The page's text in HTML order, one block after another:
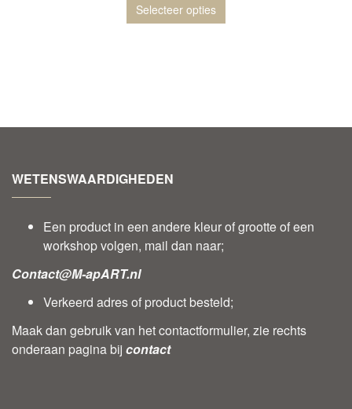
Selecteer opties
WETENSWAARDIGHEDEN
Een product in een andere kleur of grootte of een
workshop volgen, mail dan naar;
Contact@M-apART.nl
Verkeerd adres of product besteld;
Maak dan gebruik van het contactformulier, zie rechts
onderaan pagina bij contact